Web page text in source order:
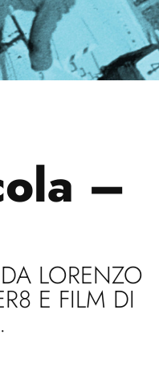
–
LORENZO
E FILM DI